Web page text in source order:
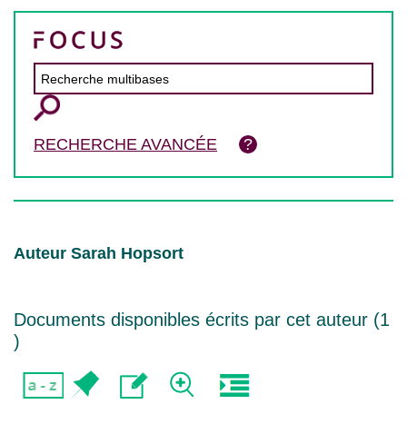
RECHERCHE AVANCÉE
Auteur Sarah Hopsort
Documents disponibles écrits par cet auteur (1
)